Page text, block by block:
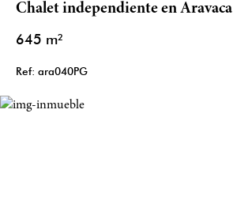
Chalet independiente en Aravaca
645 m²
Ref: ara040PG